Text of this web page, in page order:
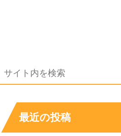
最近の投稿